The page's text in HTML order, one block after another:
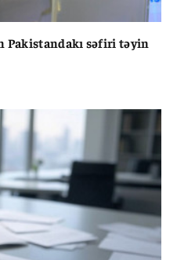
Pakistandakı səfiri təyin